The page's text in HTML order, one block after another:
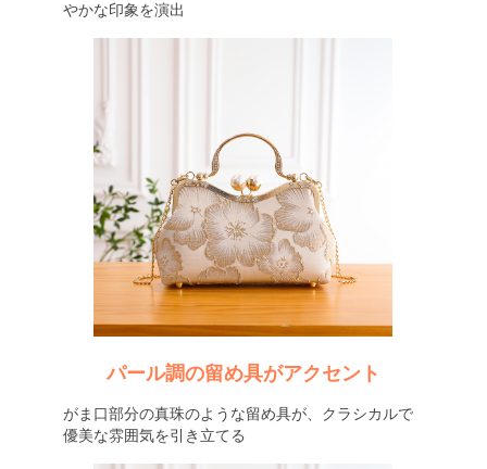
やかな印象を演出
パール調の留め具がアクセント
がま口部分の真珠のような留め具が、クラシカルで
優美な雰囲気を引き立てる